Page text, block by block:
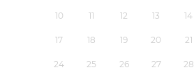
10 11 12 13 14
17 18 19 20 21
24 25 26 27 28